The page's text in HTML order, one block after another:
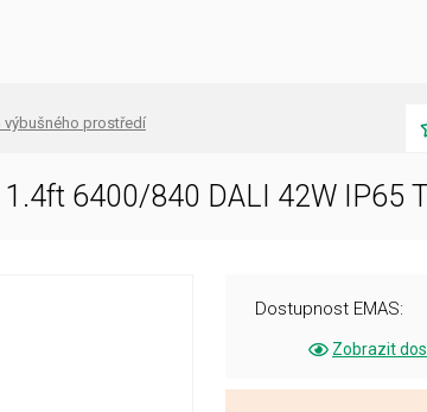
výbušného prostředí
6400/840 DALI 42W IP65
Dostupnost EMAS:
Zobrazit